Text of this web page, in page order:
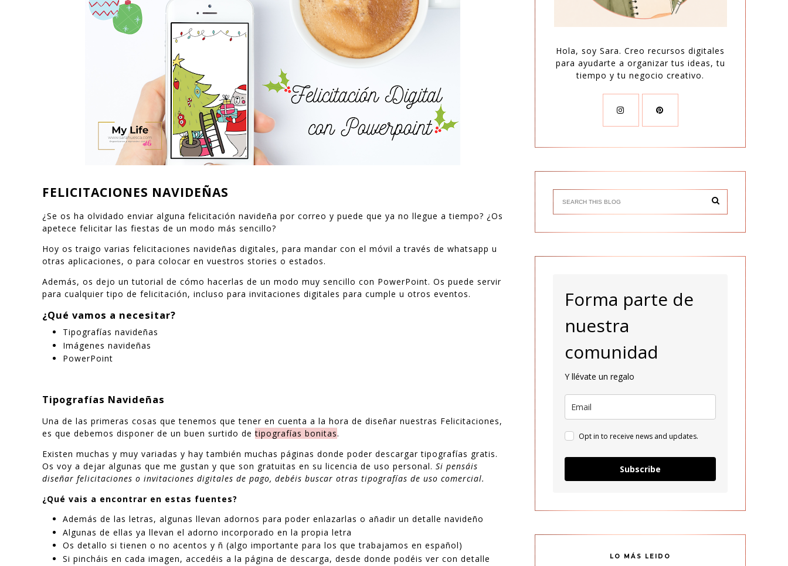
FELICITACIONES NAVIDEÑAS
¿Se os ha olvidado enviar alguna felicitación navideña por correo y puede que ya no llegue a tiempo? ¿Os
apetece felicitar las fiestas de un modo más sencillo?
Hoy os traigo varias felicitaciones navideñas digitales, para mandar con el móvil a través de whatsapp u
otras aplicaciones, o para colocar en vuestros stories o estados.
Además, os dejo un tutorial de cómo hacerlas de un modo muy sencillo con PowerPoint. Os puede servir
para cualquier tipo de felicitación, incluso para invitaciones digitales para cumple u otros eventos.
¿Qué vamos a necesitar?
Tipografías navideñas
Imágenes navideñas
PowerPoint
Tipografías Navideñas
Una de las primeras cosas que tenemos que tener en cuenta a la hora de diseñar nuestras Felicitaciones,
es que debemos disponer de un buen surtido detipografías bonitas.
Existen muchas y muy variadas y hay también muchas páginas donde poder descargar tipografías gratis.
Os voy a dejar algunas que me gustan y que son gratuitas en su licencia de uso personal. Si pensáis
diseñar felicitaciones o invitaciones digitales de pago, debéis buscar otras tipografías de uso comercial.
¿Qué vais a encontrar en estas fuentes?
Además de las letras, algunas llevan adornos para poder enlazarlas o añadir un detalle navideño
Algunas de ellas ya llevan el adorno incorporado en la propia letra
Os detallo si tienen o no acentos y ñ (algo importante para los que trabajamos en español)
Si pincháis en cada imagen, accedéis a la página de descarga, desde donde podéis ver con detalle
Hola, soy Sara. Creo recursos digitales
para ayudarte a organizar tus ideas, tu
tiempo y tu negocio creativo.
Forma parte de
nuestra
comunidad
Y llévate un regalo
Opt in to receive news and updates.
Subscribe
LO MÁS LEIDO